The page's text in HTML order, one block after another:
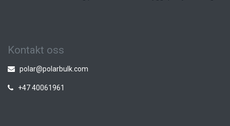
Kontakt oss
polar@polarbulk.com
+47 40061961